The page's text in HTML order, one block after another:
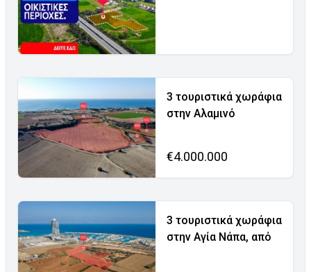
3 τουριστικά χωράφια
στην Αλαμινό
€4.000.000
3 τουριστικά χωράφια
στην Αγία Νάπα, από